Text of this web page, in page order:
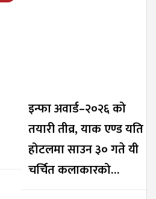
इन्फा अवार्ड–२०२६ को
तयारी तीव्र, याक एण्ड यति
होटलमा साउन ३० गते यी
चर्चित कलाकारको…